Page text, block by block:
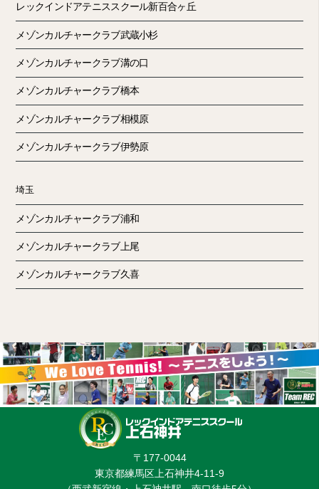
レックインドアテニススクール新百合ヶ丘
メゾンカルチャークラブ武蔵小杉
メゾンカルチャークラブ溝の口
メゾンカルチャークラブ橋本
メゾンカルチャークラブ相模原
メゾンカルチャークラブ伊勢原
埼玉
メゾンカルチャークラブ浦和
メゾンカルチャークラブ上尾
メゾンカルチャークラブ久喜
〒177-0044
東京都練馬区上石神井4-11-9